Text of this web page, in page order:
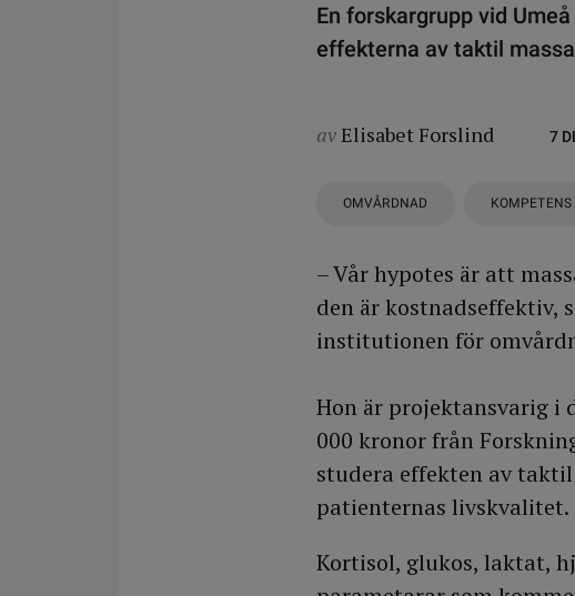
En forskargrupp vid
effekterna av taktil
avElisabet Forslind 7
OMVÅRDNAD KOMPETENS
– Vår hypotes är att
den är kostnadseffektiv,
institutionen för
Hon är projektansvarig i
000 kronor från
studera effekten av
patienternas livskvalitet.
Kortisol, glukos, laktat,